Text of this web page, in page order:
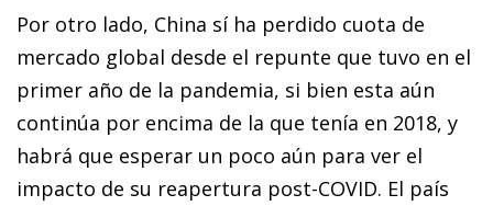
Por otro lado, China sí ha perdido cuota de
mercado global desde el repunte que tuvo en el
primer año de la pandemia, si bien esta aún
continúa por encima de la que tenía en 2018, y
habrá que esperar un poco aún para ver el
impacto de su reapertura post-COVID. El país